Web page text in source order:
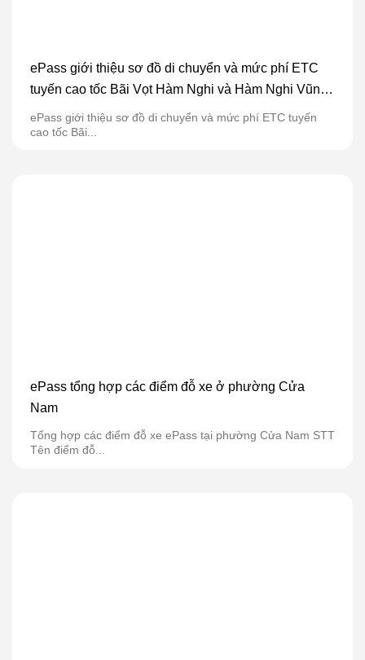
ePass giới thiệu sơ đồ di chuyển và mức phí ETC
tuyến cao tốc Bãi Vọt Hàm Nghi và Hàm Nghi Vũng
Áng
ePass giới thiệu sơ đồ di chuyển và mức phí ETC tuyến
cao tốc Bãi...
ePass tổng hợp các điểm đỗ xe ở phường Cửa
Nam
Tổng hợp các điểm đỗ xe ePass tại phường Cửa Nam STT
Tên điểm đỗ...